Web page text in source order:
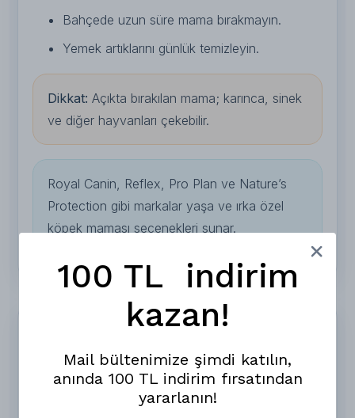
Bahçede uzun süre mama bırakmayın.
Yemek artıklarını günlük temizleyin.
Dikkat: Açıkta bırakılan mama; karınca, sinek
ve diğer hayvanları çekebilir.
Royal Canin, Reflex, Pro Plan ve Nature’s
Protection gibi markalar yaşa ve ırka özel
köpek maması seçenekleri sunar.
4. Bahçe Temizliği & Hijyen:
Dışkı, Pire ve Kene
Bahçede köpek bakımının en önemli noktalarından
biri hijyendir. Düzenli temizlik yapılmayan alanlarda
100 TL indirim
kazan!
Mail bültenimize şimdi katılın,
anında 100 TL indirim fırsatından
yararlanın!